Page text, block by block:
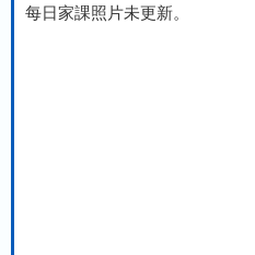
每日家課照片未更新。